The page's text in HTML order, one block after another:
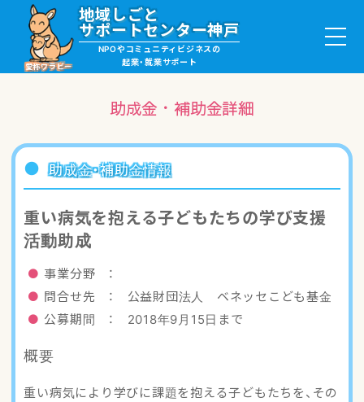
愛称ワラビー
地域しごと
サポートセンター神戸
NPOやコミュニティビジネスの
起業・就業サポート
就職・ボランティア情報
助成金・補助金情報
助成金・補助金詳細
助成金・補助金情報
重い病気を抱える子どもたちの学び支援
活動助成
事業分野 ：
問合せ先 ： 公益財団法人 ベネッセこども基金
公募期間 ： 2018年9月15日まで
概要
重い病気により学びに課題を抱える子どもたちを、その